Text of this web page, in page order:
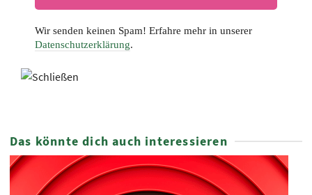
Wir senden keinen Spam! Erfahre mehr in unserer
Datenschutzerklärung.
Das könnte dich auch interessieren